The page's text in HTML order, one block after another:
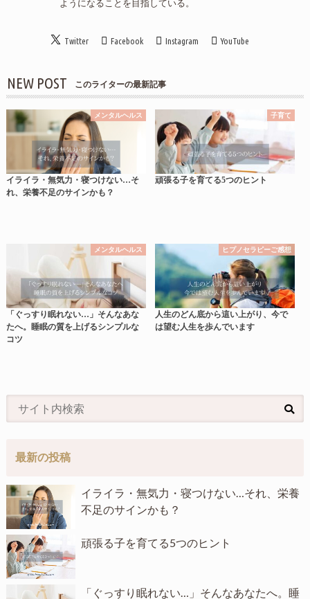
ようになることを目指している。
Twitter Facebook Instagram YouTube
NEW POST このライターの最新記事
メンタルヘルス
イライラ・無気力・寝つけない…そ
れ、栄養不足のサインかも？
子育て
頑張る子を育てる5つのヒント
メンタルヘルス
「ぐっすり眠れない…」そんなあな
たへ。睡眠の質を上げるシンプルな
コツ
ヒプノセラピーご感想
人生のどん底から這い上がり、今で
は望む人生を歩んでいます
最新の投稿
イライラ・無気力・寝つけない…それ、栄養
不足のサインかも？
頑張る子を育てる5つのヒント
「ぐっすり眠れない…」そんなあなたへ。睡